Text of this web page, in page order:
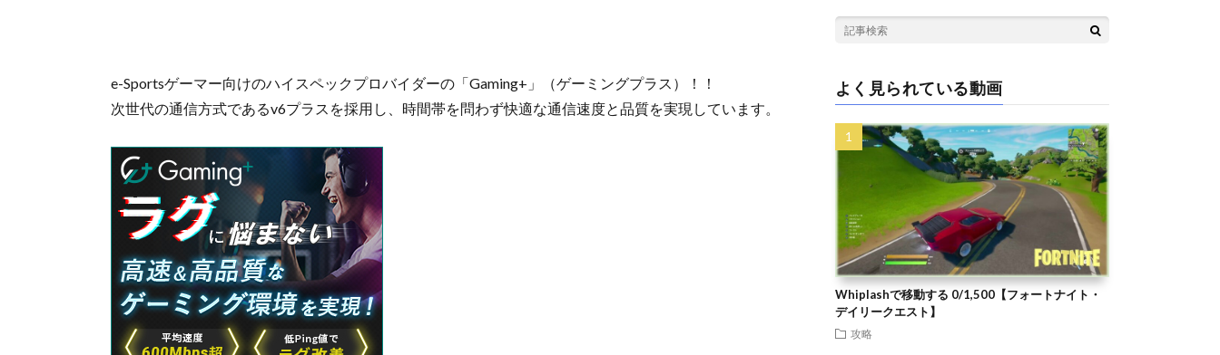
e-Sportsゲーマー向けのハイスペックプロバイダーの「Gaming+」（ゲーミングプラス）！！
次世代の通信方式であるv6プラスを採用し、時間帯を問わず快適な通信速度と品質を実現しています。
よく見られている動画
Whiplashで移動する 0/1,500【フォートナイト・
デイリークエスト】
攻略